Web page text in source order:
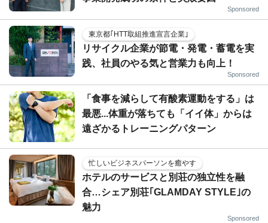
Sponsored
東京都｢HTT取組推進宣言企業｣
リサイクル企業が節電・発電・蓄電を実
践、社員のやる気と営業力も向上！
Sponsored
「食事を減らして有酸素運動をする」は
最悪...体重が落ちても「イイ体」からは
遠ざかるトレーニングパターン
忙しいビジネスパーソンを癒やす
ホテルのサービスと別荘の独立性を融
合…シェア別荘｢GLAMDAY STYLE｣の
魅力
Sponsored